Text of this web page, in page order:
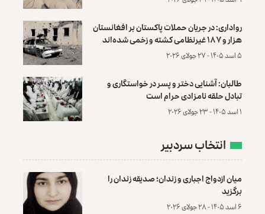
رواداری: در جریان حملات پاکستان بر افغانستان
هزار و ۱۸۷ غیرنظامی کشته و زخمی شده‌اند
۵ اسد ۱۴۰۵ - ۲۷ جولای ۲۰۲۶
طالبان: آشنایی دختر و پسر در خواستگاری و
تبادل حلقه نامزادی حرام است
۱ اسد ۱۴۰۵ - ۲۳ جولای ۲۰۲۶
انتخاب سردبیر
میان ازدواج اجباری و زندان؛ صدیقه زندان را
برگزید
۶ اسد ۱۴۰۵ - ۲۸ جولای ۲۰۲۶